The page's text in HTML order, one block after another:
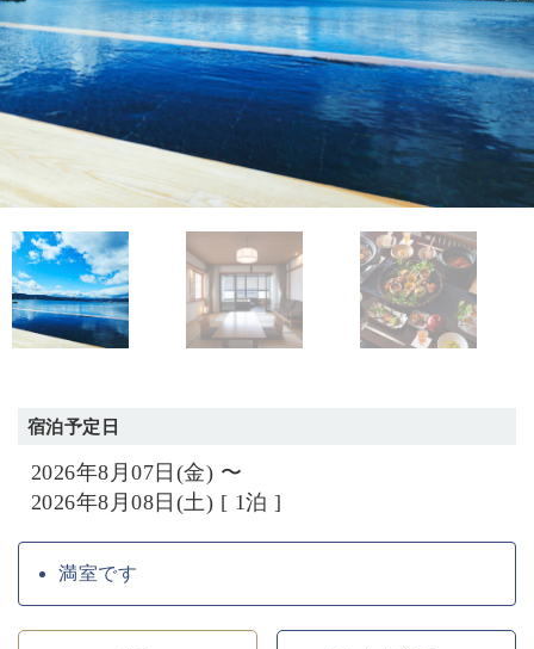
宿泊予定日
2026年8月07日(金) 〜
2026年8月08日(土) [ 1泊 ]
満室です